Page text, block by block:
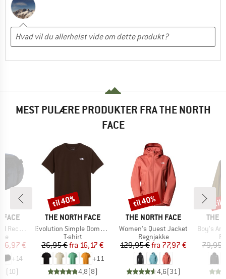
MEST PULÆRE PRODUKTER FRA THE NORTH
FACE
FACE
Small
pris
86,97 €
+14
(10)
MÆRKE
THE NORTH FACE
Artikel
Evolution Simple Dome Short Sleeve
Produktgruppe
T-shirt
Pris
26,95 € Nedsat pris
fra 16,17 €
+11
4,8(8)
Rabat
til 40%
MÆRKE
THE NORTH FACE
Artikel
Women's Quest Jacket
Produktgruppe
Regnjakke
Pris
129,95 € Nedsat pris
fra 77,97 €
4,6(31)
Rabat
til 40%
THE
Artikel
Boy's
79,95
til